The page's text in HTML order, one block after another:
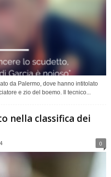
da Palermo, dove hanno intitolato
e zio del boemo. Il tecnico...
nella classifica dei
0